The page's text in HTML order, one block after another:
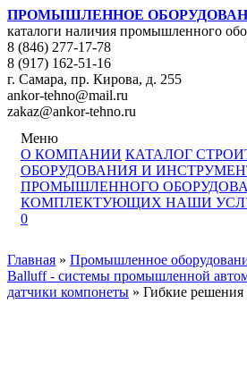
ПРОМЫШЛЕННОЕ
каталоги наличия промышленного
8 (846) 277-17-78
8 (917) 162-51-16
г. Самара, пр. Кирова, д. 255
ankor-tehno@mail.ru
zakaz@ankor-tehno.ru
Меню
О КОМПАНИИ КАТАЛОГ
ОБОРУДОВАНИЯ И
ПРОМЫШЛЕННОГО
КОМПЛЕКТУЮЩИХ НАШИ
0
Главная » Промышленное
Balluff - системы промышленной
датчики компонеты » Гибкие решения